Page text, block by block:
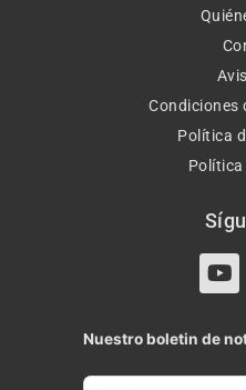
Condiciones
Política
Política
Y
o
t
u
b
Nuestro boletin de